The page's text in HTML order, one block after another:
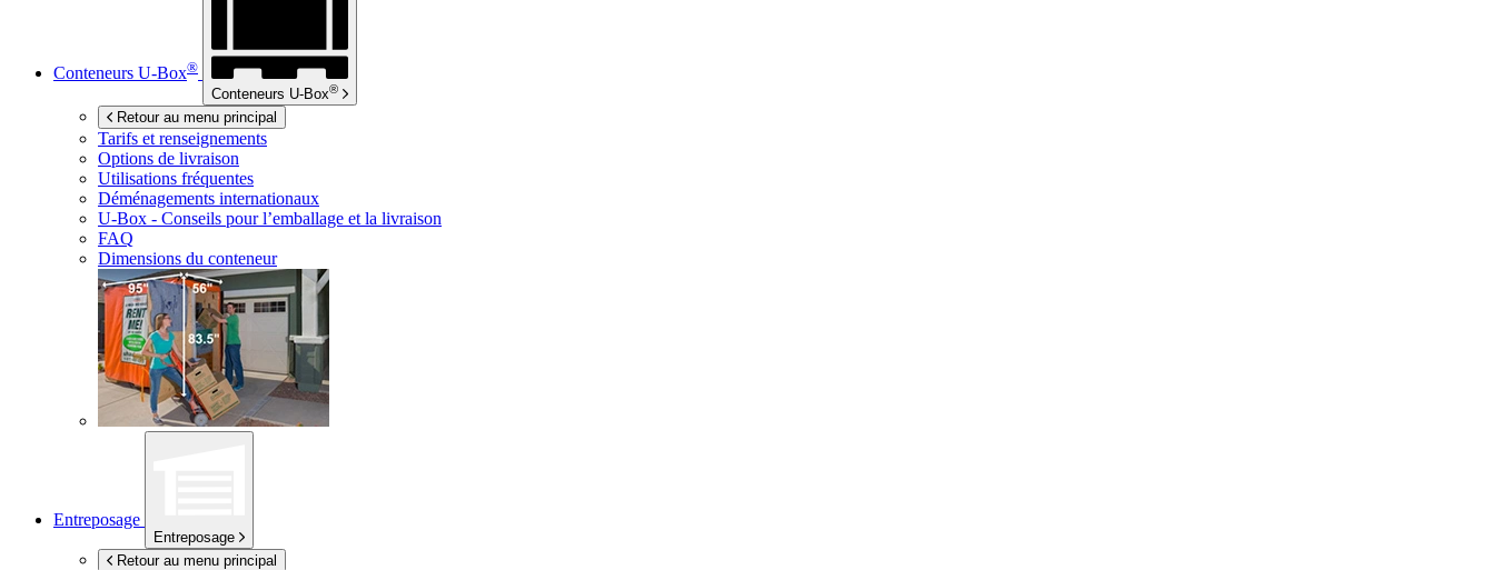
Conteneurs U-Box®
Conteneurs U-Box®
Retour au menu principal
Tarifs et renseignements
Options de livraison
Utilisations fréquentes
Déménagements internationaux
U-Box - Conseils pour l’emballage et la livraison
FAQ
Dimensions du conteneur
Entreposage
Entreposage
Retour au menu principal